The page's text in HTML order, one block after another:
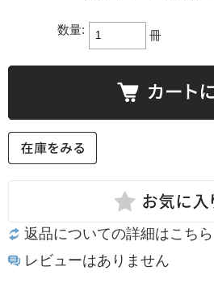
数量: 冊
返品についての詳細はこちら
レビューはありません